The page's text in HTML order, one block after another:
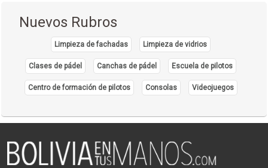
Accesorios para Bicicletas
Repuestos para Bicicletas
Taller de bicicletas
Importadoras de Automotores
Nuevos Rubros
Limpieza de fachadas Limpieza de vidrios
Clases de pádel Canchas de pádel Escuela de pilotos
Centro de formación de pilotos Consolas Videojuegos